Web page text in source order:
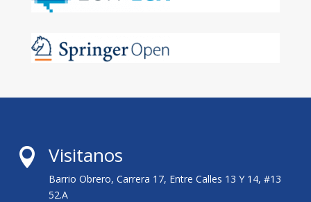
 Visitanos
Barrio Obrero, Carrera 17, Entre Calles 13 Y 14, #13
52.A